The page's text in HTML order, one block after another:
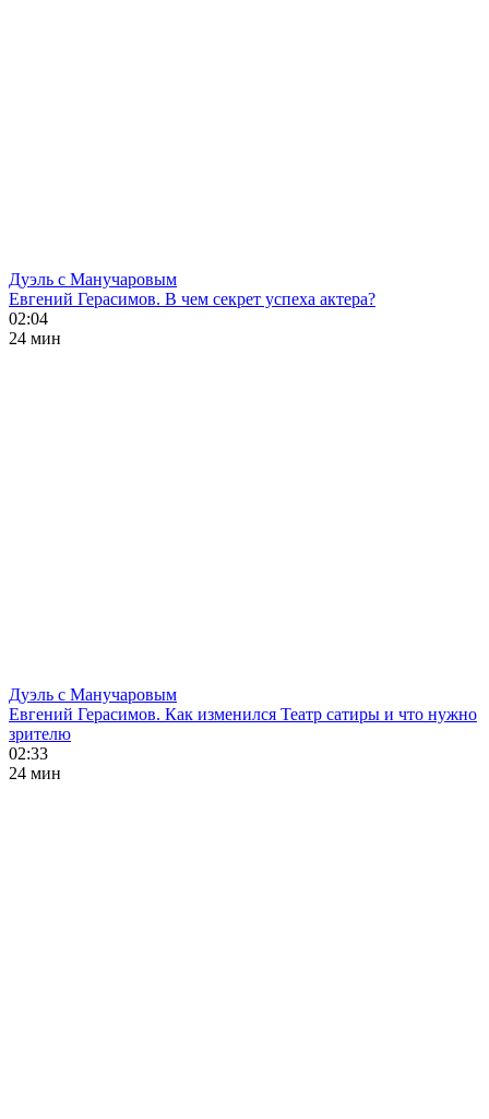
Дуэль с Манучаровым
Евгений Герасимов. В чем секрет успеха актера?
02:04
24 мин
Дуэль с Манучаровым
Евгений Герасимов. Как изменился Театр сатиры и что нужно
зрителю
02:33
24 мин